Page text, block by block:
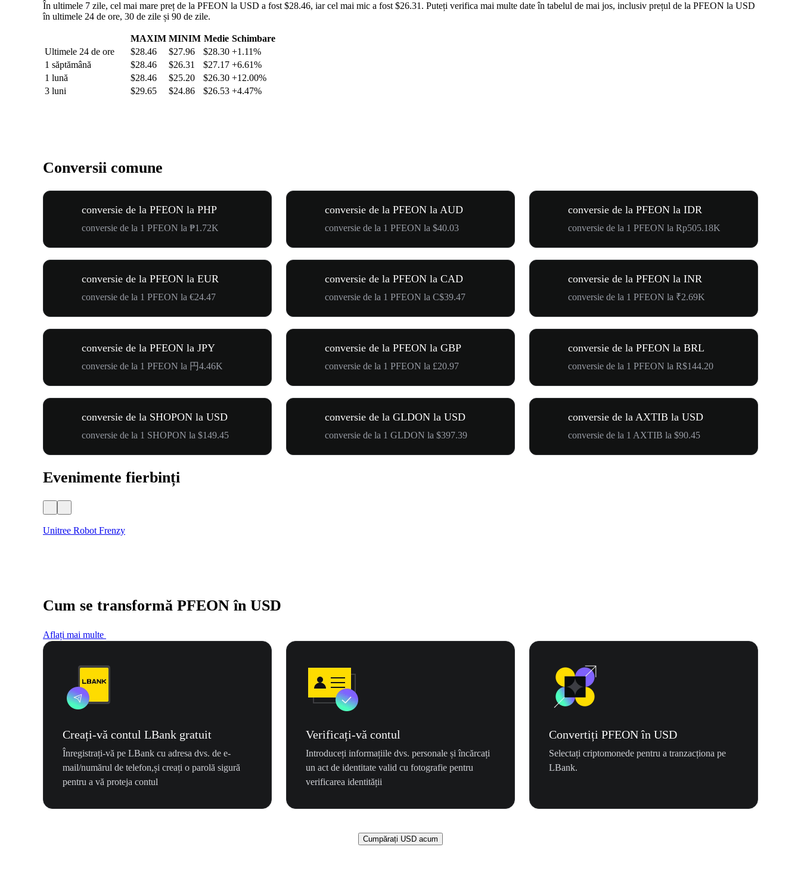
În ultimele 7 zile, cel mai mare preț de la PFEON la USD a fost $28.46, iar cel mai mic a fost $26.31. Puteți verifica mai multe date în tabelul de mai jos, inclusiv prețul de la PFEON la USD
în ultimele 24 de ore, 30 de zile și 90 de zile.
MAXIM MINIM Medie Schimbare
Ultimele 24 de ore
$28.46 $27.96 $28.30 +1.11%
1 săptămână
$28.46 $26.31 $27.17 +6.61%
1 lună
$28.46 $25.20 $26.30 +12.00%
3 luni
$29.65 $24.86 $26.53 +4.47%
Conversii comune
conversie de la PFEON la PHP
conversie de la 1 PFEON la ₱1.72K
conversie de la PFEON la AUD
conversie de la 1 PFEON la $40.03
conversie de la PFEON la IDR
conversie de la 1 PFEON la Rp505.18K
conversie de la PFEON la EUR
conversie de la 1 PFEON la €24.47
conversie de la PFEON la CAD
conversie de la 1 PFEON la C$39.47
conversie de la PFEON la INR
conversie de la 1 PFEON la ₹2.69K
conversie de la PFEON la JPY
conversie de la 1 PFEON la 円4.46K
conversie de la PFEON la GBP
conversie de la 1 PFEON la £20.97
conversie de la PFEON la BRL
conversie de la 1 PFEON la R$144.20
conversie de la SHOPON la USD
conversie de la 1 SHOPON la $149.45
conversie de la GLDON la USD
conversie de la 1 GLDON la $397.39
conversie de la AXTIB la USD
conversie de la 1 AXTIB la $90.45
Evenimente fierbinți
Unitree Robot Frenzy
Cum se transformă PFEON în USD
Aflați mai multe
Creați-vă contul LBank gratuit
Înregistrați-vă pe LBank cu adresa dvs. de e-
mail/numărul de telefon,și creați o parolă sigură
pentru a vă proteja contul
Verificați-vă contul
Introduceți informațiile dvs. personale și încărcați
un act de identitate valid cu fotografie pentru
verificarea identității
Convertiți PFEON în USD
Selectați criptomonede pentru a tranzacționa pe
LBank.
Cumpărați USD acum